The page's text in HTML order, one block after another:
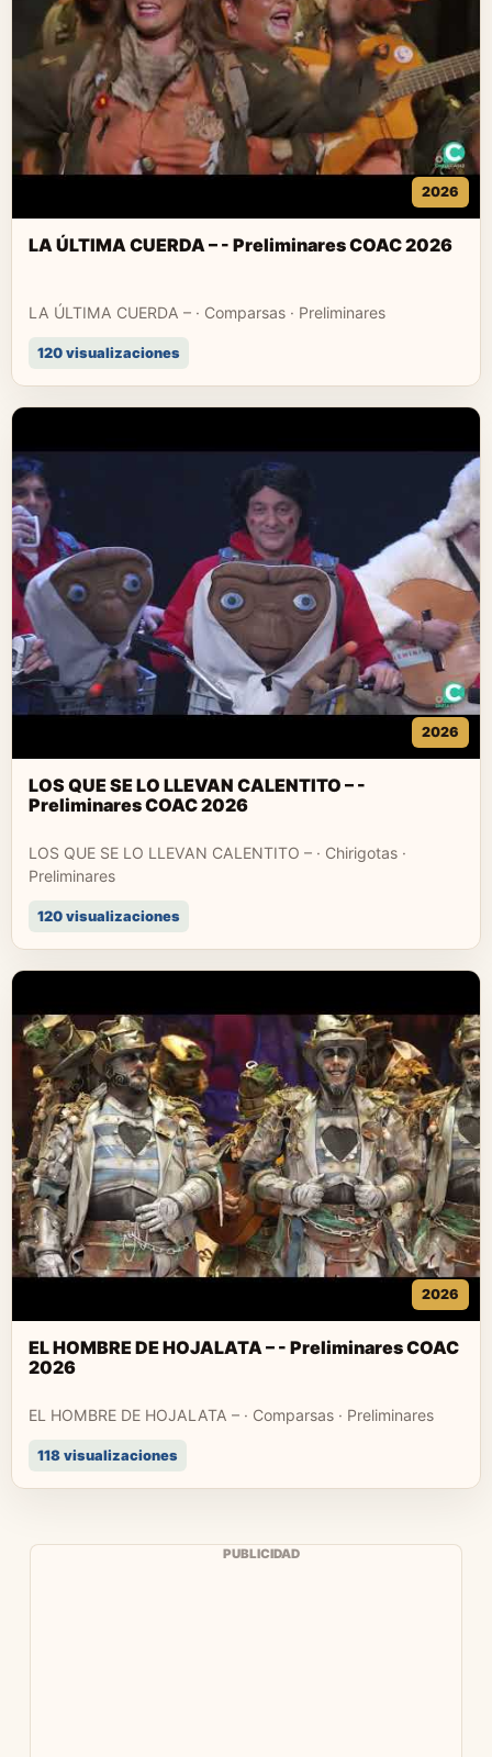
2026
LA ÚLTIMA CUERDA – - Preliminares COAC 2026
LA ÚLTIMA CUERDA – · Comparsas · Preliminares
120 visualizaciones
2026
LOS QUE SE LO LLEVAN CALENTITO – -
Preliminares COAC 2026
LOS QUE SE LO LLEVAN CALENTITO – · Chirigotas ·
Preliminares
120 visualizaciones
2026
EL HOMBRE DE HOJALATA – - Preliminares COAC
2026
EL HOMBRE DE HOJALATA – · Comparsas · Preliminares
118 visualizaciones
PUBLICIDAD